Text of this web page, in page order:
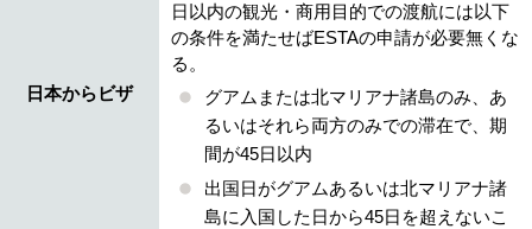
日本からビザ
日以内の観光・商用目的での渡航には以下
の条件を満たせばESTAの申請が必要無くな
る。
グアムまたは北マリアナ諸島のみ、あ
るいはそれら両方のみでの滞在で、期
間が45日以内
出国日がグアムあるいは北マリアナ諸
島に入国した日から45日を超えないこ